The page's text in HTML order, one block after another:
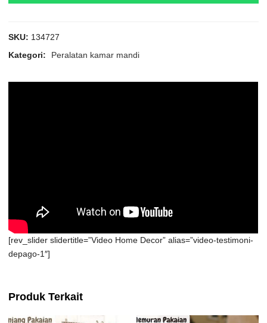
SKU: 134727
Kategori:
Peralatan kamar mandi
[rev_slider slidertitle=”Video Home Decor” alias=”video-testimoni-
depago-1″]
Produk Terkait